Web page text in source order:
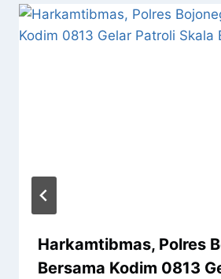
Harkamtibmas, Polres
Bersama Kodim 0813